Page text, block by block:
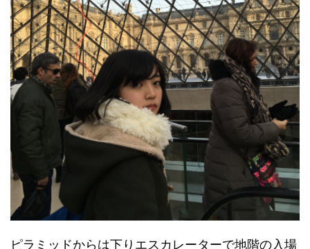
ピラミッドからは下りエスカレーターで地階の入場